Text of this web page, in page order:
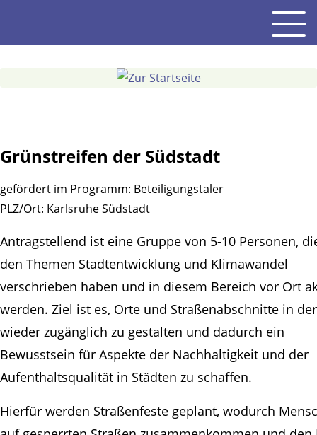
Inhalt
Grünstreifen der Südstadt
gefördert im Programm: Beteiligungstaler
PLZ/Ort: Karlsruhe Südstadt
Antragstellend ist eine Gruppe von 5-10 Personen,
den Themen Stadtentwicklung und Klimawandel
verschrieben haben und in diesem Bereich vor Ort
werden. Ziel ist es, Orte und Straßenabschnitte in
wieder zugänglich zu gestalten und dadurch ein
Bewusstsein für Aspekte der Nachhaltigkeit und der
Aufenthaltsqualität in Städten zu schaffen.
Hierfür werden Straßenfeste geplant, wodurch